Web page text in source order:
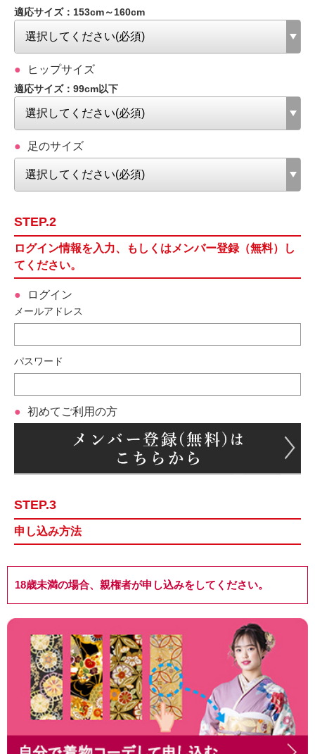
適応サイズ：153cm～160cm
ヒップサイズ
適応サイズ：99cm以下
足のサイズ
STEP.2
ログイン情報を入力、もしくはメンバー登録（無料）し
てください。
ログイン
メールアドレス
パスワード
初めてご利用の方
STEP.3
申し込み方法
18歳未満の場合、親権者が申し込みをしてください。